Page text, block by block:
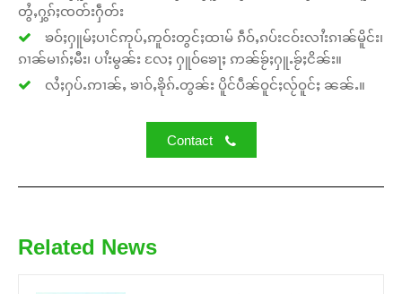
တွႆႇႁွၵ်ႈၸတ်းႁဵတ်း
ၶဝ်ႈႁူမ်ႈပၢင်ဢုပ်ႇဢူဝ်းတွင်ႈထၢမ် ၵဵဝ်ႇၵပ်းငဝ်းလၢႆးၵၢၼ်မိူင်း၊
ၵၢၼ်မၢၵ်ႈမီး၊ ပၢႆးမွၼ်း လႄႈ ႁူဝ်ၶေႃႈ ဢၼ်ၶႂ်ႈႁူႉၶႂ်ႈငိၼ်း။
လႆႈႁပ်ႉဢၢၼ်ႇ ၶၢဝ်ႇၶိုၵ်ႉတွၼ်း ပိူင်ပဵၼ်ဝူင်ႈလႂ်ဝူင်ႈ ၼၼ်ႉ။
Contact
Related News